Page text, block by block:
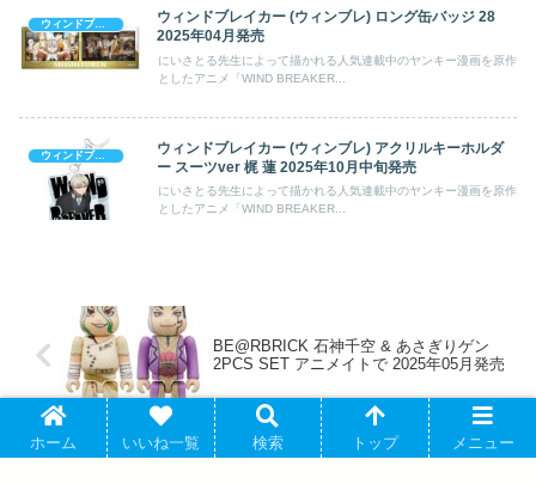
ウィンドブレイカー (ウィンブレ)
ウィンドブレイカー (ウィンブレ) ロング缶バッジ 28
2025年04月発売
にいさとる先生によって描かれる人気連載中のヤンキー漫画を原作
としたアニメ「WIND BREAKER...
ウィンドブレイカー (ウィンブレ)
ウィンドブレイカー (ウィンブレ) アクリルキーホルダ
ー スーツver 梶 蓮 2025年10月中旬発売
にいさとる先生によって描かれる人気連載中のヤンキー漫画を原作
としたアニメ「WIND BREAKER...
BE@RBRICK 石神千空 & あさぎりゲン
2PCS SET アニメイトで 2025年05月発売
ホーム いいね一覧 検索 トップ メニュー